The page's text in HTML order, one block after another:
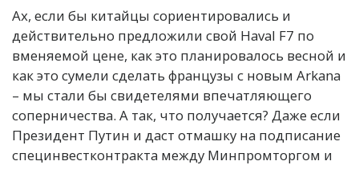
Ах, если бы китайцы сориентировались и
действительно предложили свой Haval F7 по
вменяемой цене, как это планировалось весной и
как это сумели сделать французы с новым Arkana
– мы стали бы свидетелями впечатляющего
соперничества. А так, что получается? Даже если
Президент Путин и даст отмашку на подписание
специнвестконтракта между Минпромторгом и